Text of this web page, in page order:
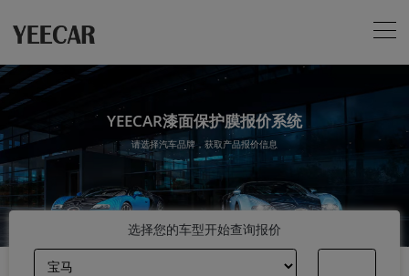
YEECAR漆面保护膜报价系统
请选择汽车品牌，获取产品报价信息
选择您的车型开始查询报价